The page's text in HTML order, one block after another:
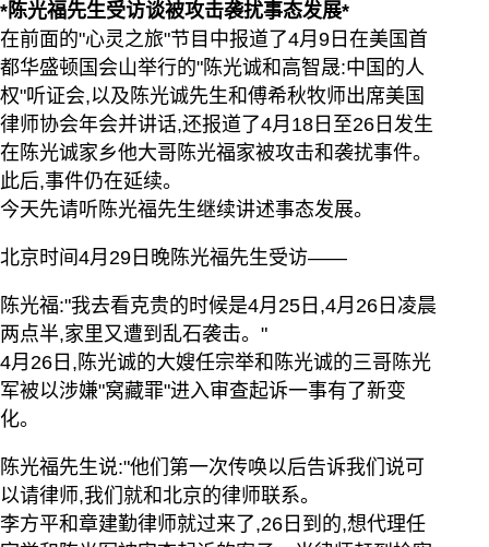
*陈光福先生受访谈被攻击袭扰事态发展*
在前面的"心灵之旅"节目中报道了4月9日在美国首
都华盛顿国会山举行的"陈光诚和高智晟:中国的人
权"听证会,以及陈光诚先生和傅希秋牧师出席美国
律师协会年会并讲话,还报道了4月18日至26日发生
在陈光诚家乡他大哥陈光福家被攻击和袭扰事件。
此后,事件仍在延续。
今天先请听陈光福先生继续讲述事态发展。
北京时间4月29日晚陈光福先生受访——
陈光福:"我去看克贵的时候是4月25日,4月26日凌晨
两点半,家里又遭到乱石袭击。"
4月26日,陈光诚的大嫂任宗举和陈光诚的三哥陈光
军被以涉嫌"窝藏罪"进入审查起诉一事有了新变
化。
陈光福先生说:"他们第一次传唤以后告诉我们说可
以请律师,我们就和北京的律师联系。
李方平和章建勤律师就过来了,26日到的,想代理任